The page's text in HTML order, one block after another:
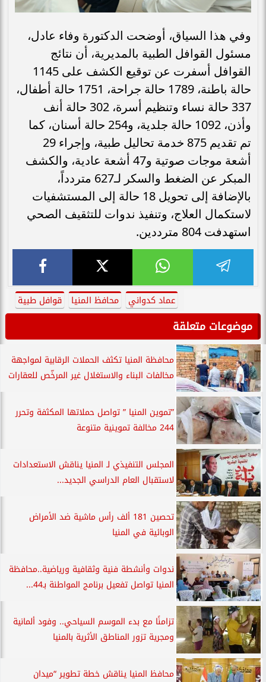
وفي هذا السياق، أوضحت الدكتورة وفاء عادل،
مسئول القوافل الطبية بالمديرية، أن نتائج
القوافل أسفرت عن توقيع الكشف على 1145
حالة باطنة، 1789 حالة جراحة، 1751 حالة أطفال،
337 حالة نساء وتنظيم أسرة، 302 حالة أنف
وأذن، 1092 حالة جلدية، و254 حالة أسنان، كما
تم تقديم 875 خدمة تحاليل طبية، وإجراء 29
أشعة موجات صوتية و47 أشعة عادية، والكشف
المبكر عن الضغط والسكر لـ627 متردداً،
بالإضافة إلى تحويل 18 حالة إلى المستشفيات
لاستكمال العلاج، وتنفيذ ندوات للتثقيف الصحي
استهدفت 804 مترددين.
عماد كدواني محافظ المنيا قوافل طبية
موضوعات متعلقة
محافظة المنيا تكثف الحملات الرقابية لمواجهة
مخالفات البناء والاستغلال غير المرخّص للعقارات
”تموين المنيا ” تواصل حملاتها المكثفة وتحرر
244 مخالفة تموينية متنوعة
المجلس التنفيذي لـ المنيا يناقش الاستعدادات
لاستقبال العام الدراسي الجديد...
تحصين 181 ألف رأس ماشية ضد الأمراض
الوبائية في المنيا
ندوات وأنشطة فنية وثقافية ورياضية..محافظة
المنيا تواصل تفعيل برنامج المواطنة بـ44...
تزامنًا مع بدء الموسم السياحي.. وفود ألمانية
ومجرية تزور المناطق الأثرية بالمنيا
محافظ المنيا يناقش خطة تطوير “ميدان